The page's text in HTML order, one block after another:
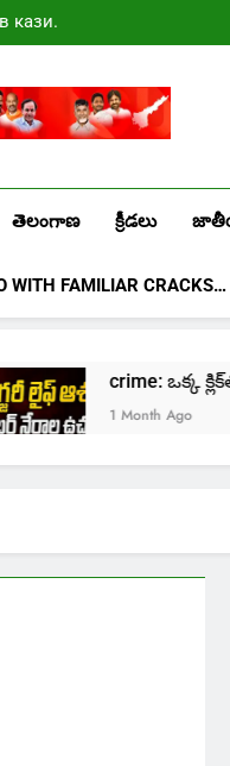
казино
తెలంగాణ క్రీడలు
WITH FAMILIAR CRACKS…
crime: ఒక్క క్లిక్‌తో
1 Month Ago